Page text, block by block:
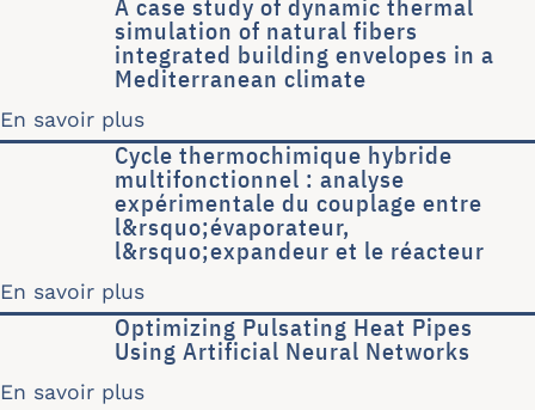
A case study of dynamic thermal
simulation of natural fibers
integrated building envelopes in a
Mediterranean climate
En savoir plus
Cycle thermochimique hybride
multifonctionnel : analyse
expérimentale du couplage entre
l&rsquo;évaporateur,
l&rsquo;expandeur et le réacteur
En savoir plus
Optimizing Pulsating Heat Pipes
Using Artificial Neural Networks
En savoir plus